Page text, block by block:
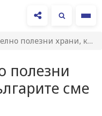
храни, които българите сме дали на света
полезни
сме